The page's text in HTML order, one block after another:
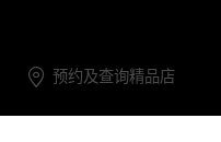
预约及查询精品店